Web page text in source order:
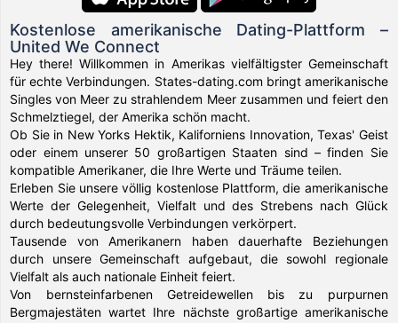
Kostenlose amerikanische Dating-Plattform –
United We Connect
Hey there! Willkommen in Amerikas vielfältigster Gemeinschaft
für echte Verbindungen. States-dating.com bringt amerikanische
Singles von Meer zu strahlendem Meer zusammen und feiert den
Schmelztiegel, der Amerika schön macht.
Ob Sie in New Yorks Hektik, Kaliforniens Innovation, Texas' Geist
oder einem unserer 50 großartigen Staaten sind – finden Sie
kompatible Amerikaner, die Ihre Werte und Träume teilen.
Erleben Sie unsere völlig kostenlose Plattform, die amerikanische
Werte der Gelegenheit, Vielfalt und des Strebens nach Glück
durch bedeutungsvolle Verbindungen verkörpert.
Tausende von Amerikanern haben dauerhafte Beziehungen
durch unsere Gemeinschaft aufgebaut, die sowohl regionale
Vielfalt als auch nationale Einheit feiert.
Von bernsteinfarbenen Getreidewellen bis zu purpurnen
Bergmajestäten wartet Ihre nächste großartige amerikanische